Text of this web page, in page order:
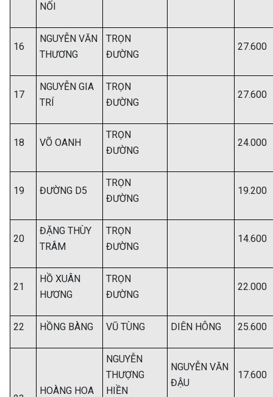
NỐI
16
NGUYỄN VĂN
THƯƠNG
TRỌN
ĐƯỜNG
27.600
17
NGUYỄN GIA
TRÍ
TRỌN
ĐƯỜNG
27.600
18 VÕ OANH
TRỌN
ĐƯỜNG
24.000
19 ĐƯỜNG D5
TRỌN
ĐƯỜNG
19.200
20
ĐẶNG THÙY
TRÂM
TRỌN
ĐƯỜNG
14.600
21
HỒ XUÂN
HƯƠNG
TRỌN
ĐƯỜNG
22.000
22 HỒNG BÀNG VŨ TÙNG DIÊN HÔNG 25.600
HOÀNG HOA
NGUYỄN
THƯỢNG
HIỀN
NGUYỄN VĂN
ĐẬU
17.600